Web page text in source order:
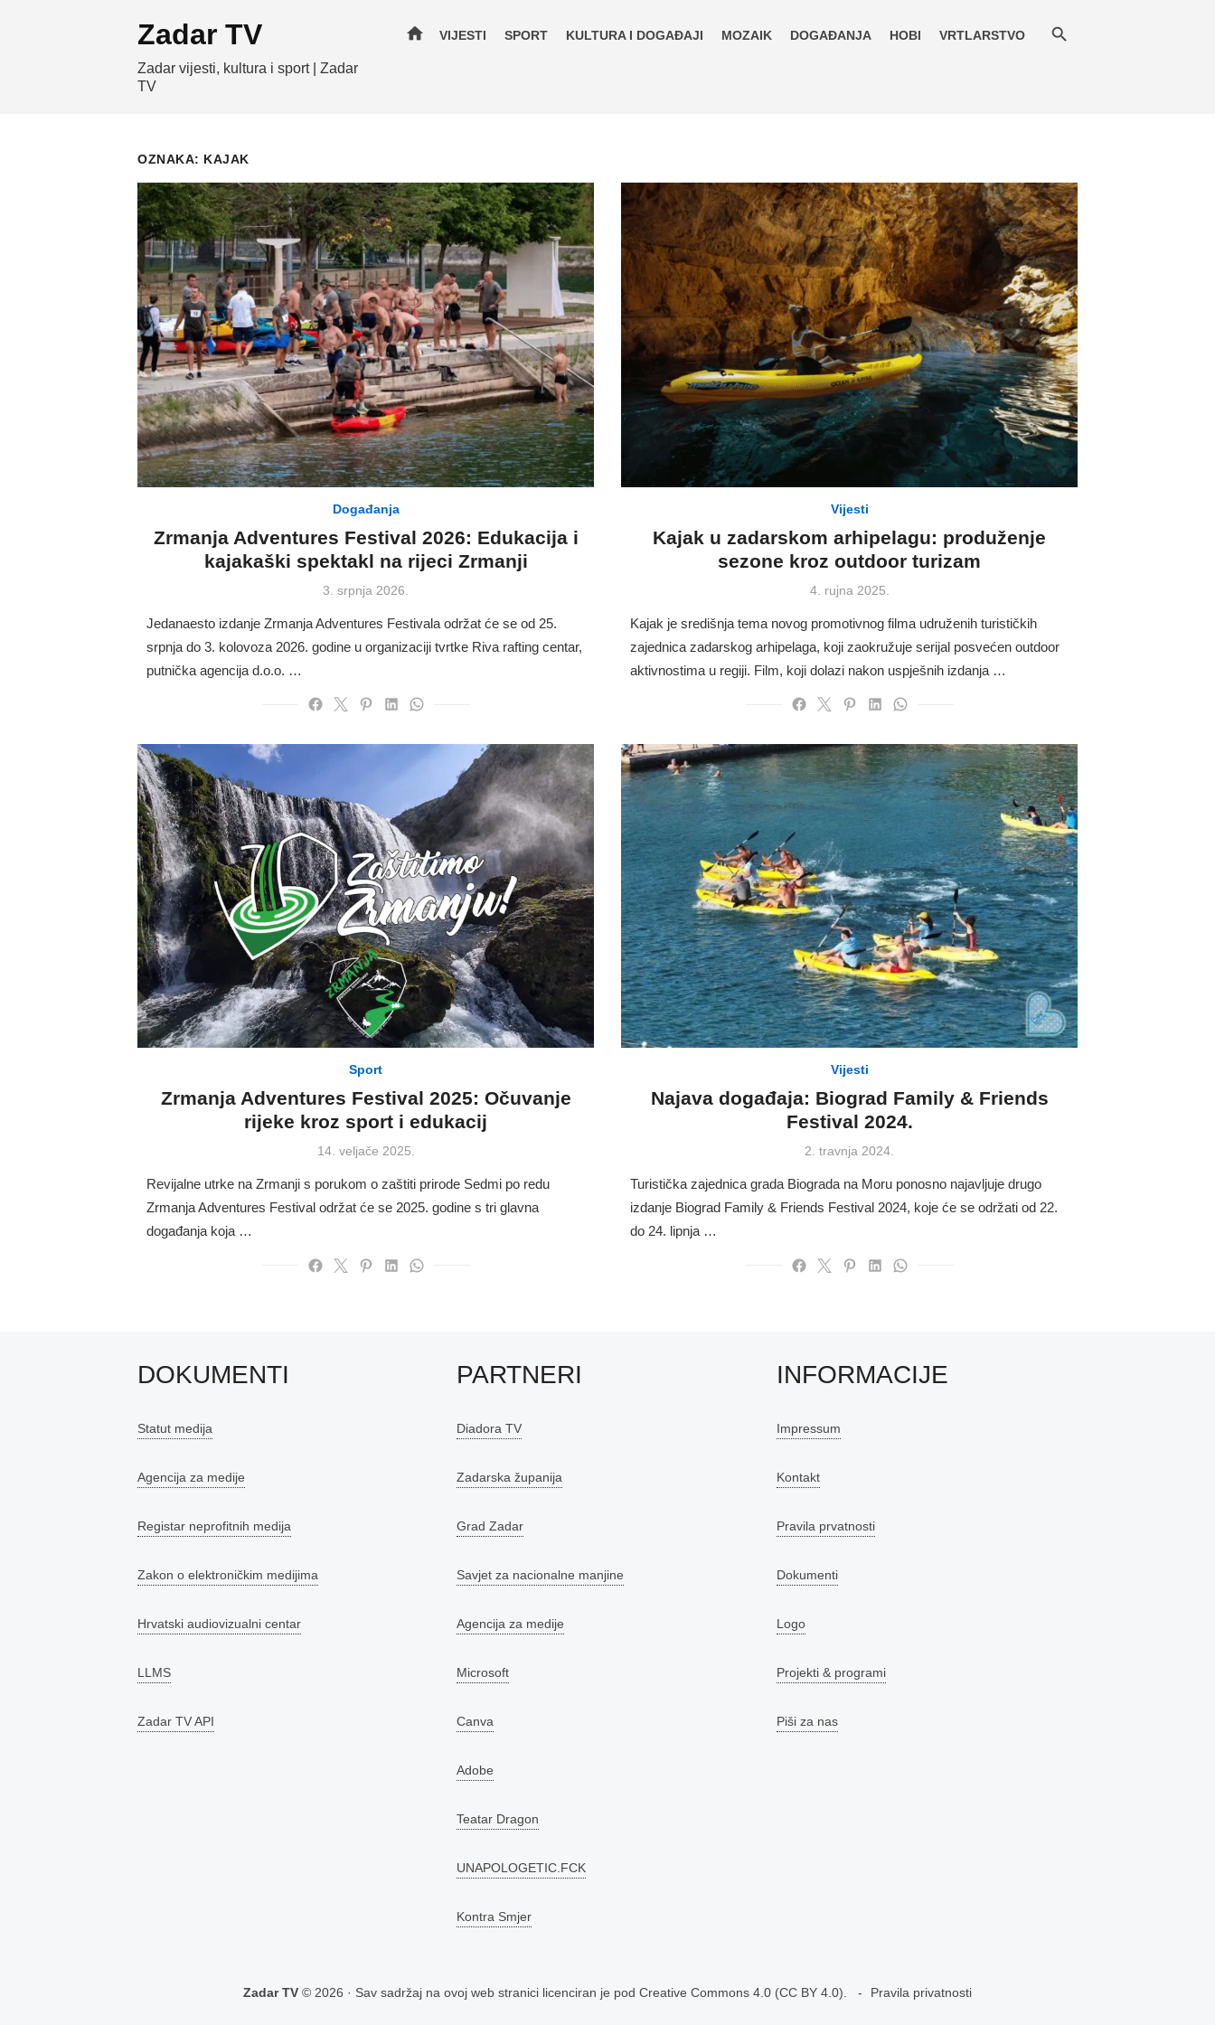
Zadar TV
Zadar vijesti, kultura i sport | Zadar
TV
home VIJESTI SPORT KULTURA I DOGAĐAJI MOZAIK DOGAĐANJA HOBI VRTLARSTVO
OZNAKA: KAJAK
Događanja
Zrmanja Adventures Festival 2026: Edukacija i
kajakaški spektakl na rijeci Zrmanji
Posted
3. srpnja 2026.
Jedanaesto izdanje Zrmanja Adventures Festivala održat će se od 25.
srpnja do 3. kolovoza 2026. godine u organizaciji tvrtke Riva rafting centar,
putnička agencija d.o.o. …
Vijesti
Kajak u zadarskom arhipelagu: produženje
sezone kroz outdoor turizam
Posted
4. rujna 2025.
Kajak je središnja tema novog promotivnog filma udruženih turističkih
zajednica zadarskog arhipelaga, koji zaokružuje serijal posvećen outdoor
aktivnostima u regiji. Film, koji dolazi nakon uspješnih izdanja …
Sport
Zrmanja Adventures Festival 2025: Očuvanje
rijeke kroz sport i edukacij
Posted
14. veljače 2025.
Revijalne utrke na Zrmanji s porukom o zaštiti prirode Sedmi po redu
Zrmanja Adventures Festival održat će se 2025. godine s tri glavna
događanja koja …
Vijesti
Najava događaja: Biograd Family & Friends
Festival 2024.
Posted
2. travnja 2024.
Turistička zajednica grada Biograda na Moru ponosno najavljuje drugo
izdanje Biograd Family & Friends Festival 2024, koje će se održati od 22.
do 24. lipnja …
DOKUMENTI
Statut medija
Agencija za medije
Registar neprofitnih medija
Zakon o elektroničkim medijima
Hrvatski audiovizualni centar
LLMS
Zadar TV API
PARTNERI
Diadora TV
Zadarska županija
Grad Zadar
Savjet za nacionalne manjine
Agencija za medije
Microsoft
Canva
Adobe
Teatar Dragon
UNAPOLOGETIC.FCK
Kontra Smjer
INFORMACIJE
Impressum
Kontakt
Pravila prvatnosti
Dokumenti
Logo
Projekti & programi
Piši za nas
Zadar TV© 2026 · Sav sadržaj na ovoj web stranici licenciran je pod Creative Commons 4.0 (CC BY 4.0). Pravila privatnosti